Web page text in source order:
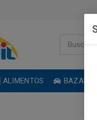
ALIMENTOS BAZAR